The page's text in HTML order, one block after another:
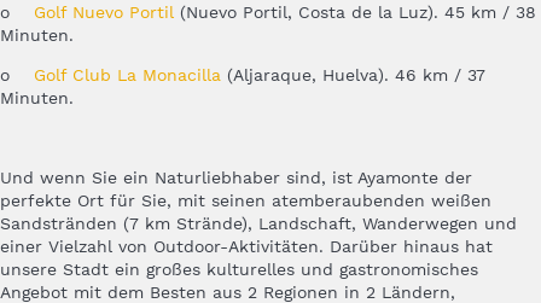
o Golf Nuevo Portil (Nuevo Portil, Costa de la Luz). 45 km / 38
Minuten.
o Golf Club La Monacilla (Aljaraque, Huelva). 46 km / 37
Minuten.
Und wenn Sie ein Naturliebhaber sind, ist Ayamonte der
perfekte Ort für Sie, mit seinen atemberaubenden weißen
Sandstränden (7 km Strände), Landschaft, Wanderwegen und
einer Vielzahl von Outdoor-Aktivitäten. Darüber hinaus hat
unsere Stadt ein großes kulturelles und gastronomisches
Angebot mit dem Besten aus 2 Regionen in 2 Ländern,